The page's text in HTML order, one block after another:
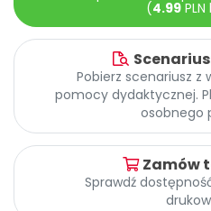
Archiwalne numery
Promocje
(4.99
Pobierz scenariusz z
pomocy dydaktycznej.
osobnego
Zamów
Sprawdź